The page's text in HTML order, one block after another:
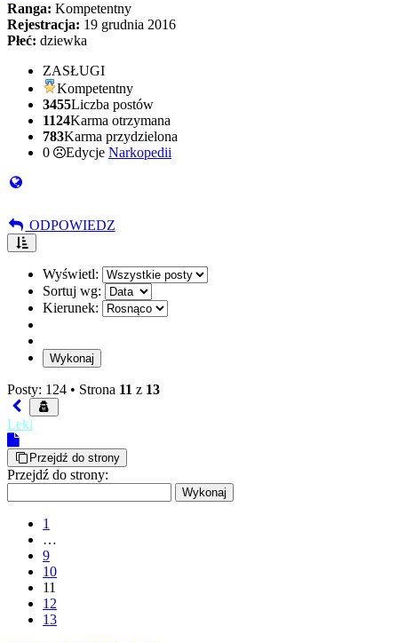
Ranga: Kompetentny
Rejestracja: 19 grudnia 2016
Płeć: dziewka
ZASŁUGI
Kompetentny
3455Liczba postów
1124Karma otrzymana
783Karma przydzielona
0
Edycje Narkopedii
ODPOWIEDZ
Wyświetl:
Sortuj wg:
Kierunek:
Posty: 124 • Strona 11 z 13
Leki
Przejdź do strony
Przejdź do strony:
1
…
9
10
11
12
13